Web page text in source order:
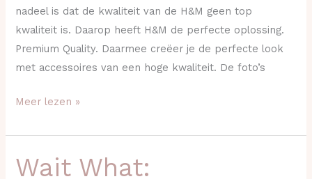
nadeel is dat de kwaliteit van de H&M geen top
kwaliteit is. Daarop heeft H&M de perfecte oplossing.
Premium Quality. Daarmee creëer je de perfecte look
met accessoires van een hoge kwaliteit. De foto’s
Meer lezen »
Wait What:
Wait